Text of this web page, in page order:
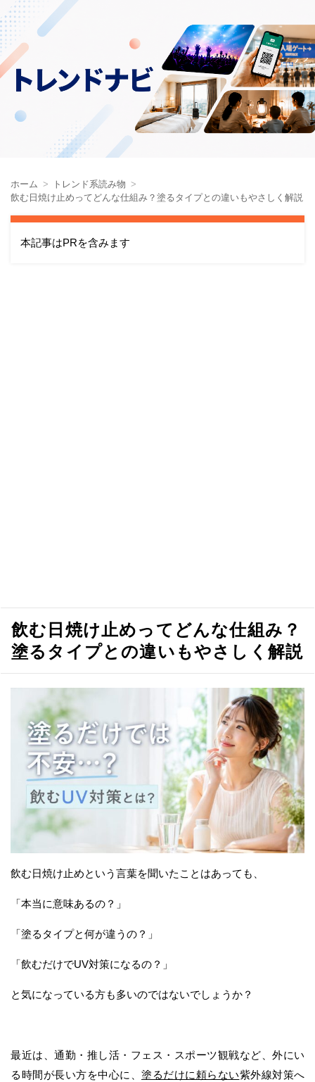
ホーム
トレンド系読み物
飲む日焼け止めってどんな仕組み？塗るタイプとの違いもやさしく解説
本記事はPRを含みます
飲む日焼け止めってどんな仕組み？
塗るタイプとの違いもやさしく解説
飲む日焼け止めという言葉を聞いたことはあっても、
「本当に意味あるの？」
「塗るタイプと何が違うの？」
「飲むだけでUV対策になるの？」
と気になっている方も多いのではないでしょうか？
最近は、通勤・推し活・フェス・スポーツ観戦など、外にい
る時間が長い方を中心に、 塗るだけに頼らない紫外線対策へ